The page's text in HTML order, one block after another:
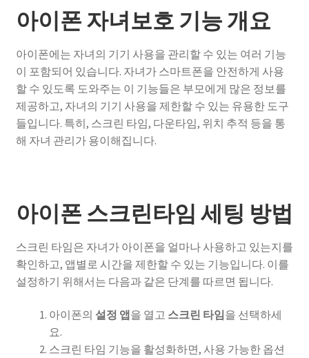
아이폰 자녀보호 기능 개요
아이폰에는 자녀의 기기 사용을 관리할 수 있는 여러 기능
이 포함되어 있습니다. 자녀가 스마트폰을 안전하게 사용
할 수 있도록 도와주는 이 기능들은 부모에게 많은 정보를
제공하고, 자녀의 기기 사용을 제한할 수 있는 유용한 도구
들입니다. 특히, 스크린 타임, 다운타임, 위치 추적 등을 통
해 자녀 관리가 용이해집니다.
아이폰 스크린타임 세팅 방법
스크린 타임은 자녀가 아이폰을 얼마나 사용하고 있는지를
확인하고, 앱별로 시간을 제한할 수 있는 기능입니다. 이를
설정하기 위해서는 다음과 같은 단계를 따르면 됩니다.
아이폰의 설정 앱을 열고 스크린 타임을 선택하세
요.
스크린 타임 기능을 활성화하면, 사용 가능한 옵션